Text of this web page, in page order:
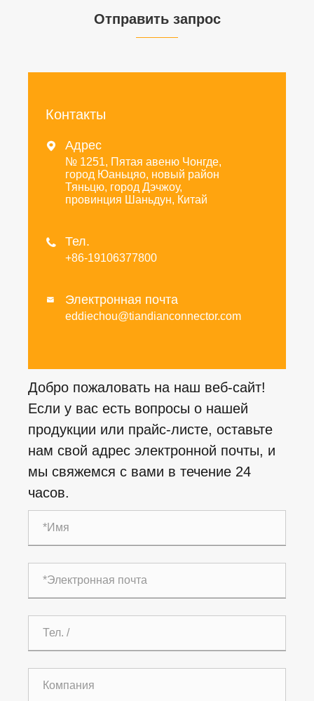
Отправить запрос
Контакты
 Адрес
№ 1251, Пятая авеню Чонгде,
город Юаньцяо, новый район
Тяньцю, город Дэчжоу,
провинция Шаньдун, Китай
 Тел.
+86-19106377800
 Электронная почта
eddiechou@tiandianconnector.com
Добро пожаловать на наш веб-сайт!
Если у вас есть вопросы о нашей
продукции или прайс-листе, оставьте
нам свой адрес электронной почты, и
мы свяжемся с вами в течение 24
часов.